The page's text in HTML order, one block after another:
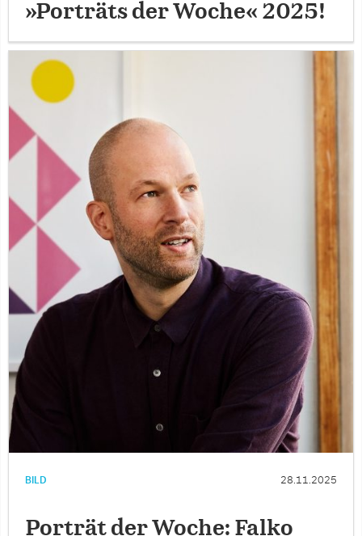
»Porträts der Woche« 2025!
BILD 28.11.2025
Porträt der Woche: Falko